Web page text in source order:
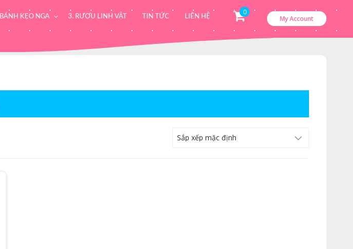
BÁNH KẸO NGA 3. RƯỢU LINH VẬT TIN TỨC LIÊN HỆ
0
My Account